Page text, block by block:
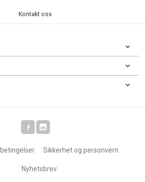
Kontakt oss
Sikkerhet og personvern
Nyhetsbrev